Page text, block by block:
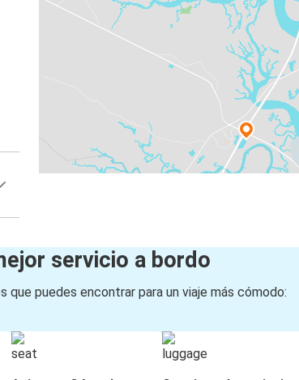
servicio a bordo
que puedes encontrar para un viaje más cómodo: